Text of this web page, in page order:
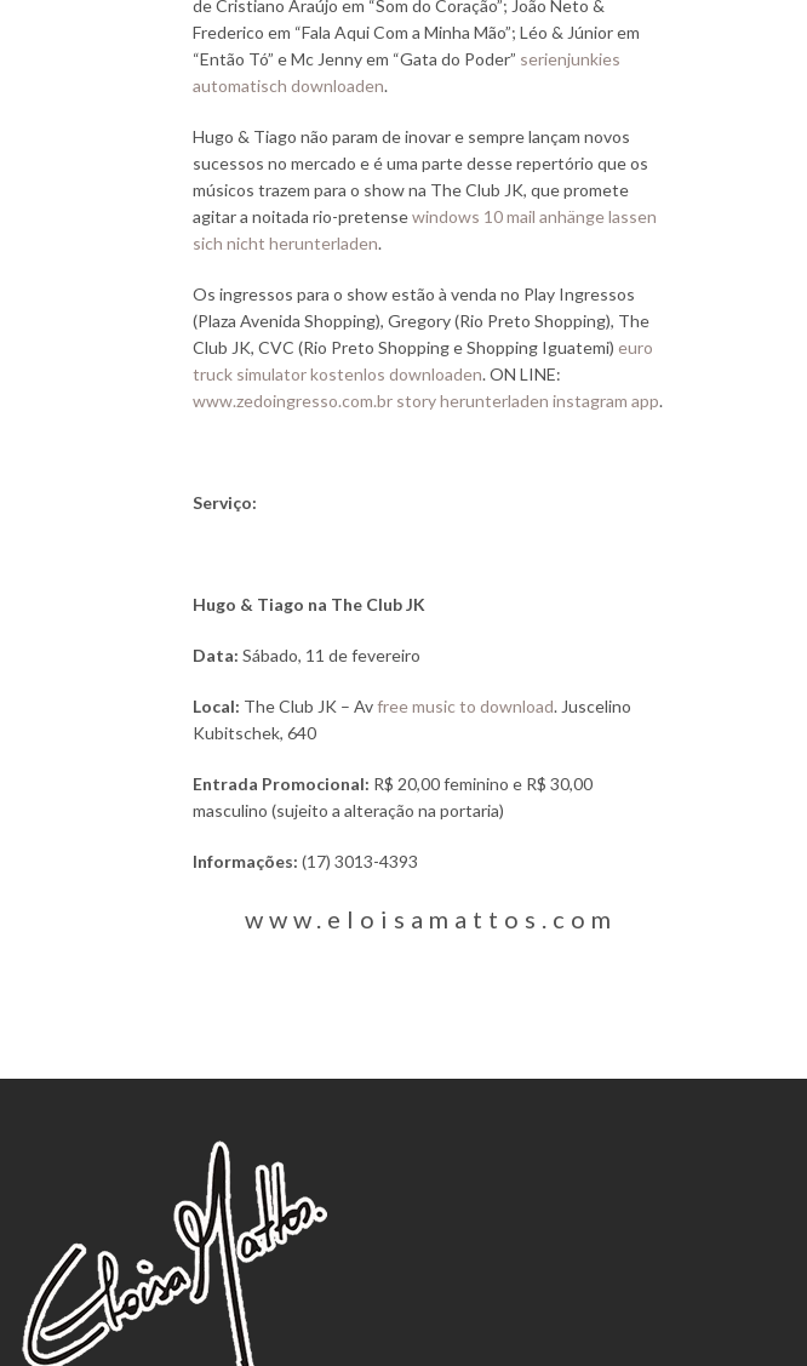
de Cristiano Araújo em “Som do Coração”; João Neto &
Frederico em “Fala Aqui Com a Minha Mão”; Léo & Júnior em
“Então Tó” e Mc Jenny em “Gata do Poder” serienjunkies
automatisch downloaden.
Hugo & Tiago não param de inovar e sempre lançam novos
sucessos no mercado e é uma parte desse repertório que os
músicos trazem para o show na The Club JK, que promete
agitar a noitada rio-pretensewindows 10 mail anhänge lassen
sich nicht herunterladen.
Os ingressos para o show estão à venda no Play Ingressos
(Plaza Avenida Shopping), Gregory (Rio Preto Shopping), The
Club JK, CVC (Rio Preto Shopping e Shopping Iguatemi) euro
truck simulator kostenlos downloaden.ON LINE:
www.zedoingresso.com.br story herunterladen instagram app.
Serviço:
Hugo & Tiago na The Club JK
Data: Sábado, 11 de fevereiro
Local: The Club JK – Avfree music to download. Juscelino
Kubitschek, 640
Entrada Promocional: R$ 20,00 feminino e R$ 30,00
masculino (sujeito a alteração na portaria)
Informações: (17) 3013-4393
www.eloisamattos.com